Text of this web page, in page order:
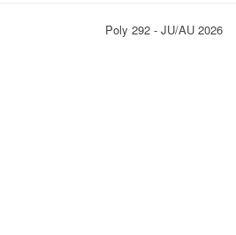
Poly 292 - JU/AU 2026